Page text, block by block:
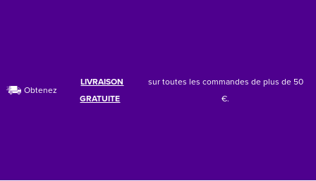
Obtenez
LIVRAISON
GRATUITE
sur toutes les commandes de plus de 50
€.